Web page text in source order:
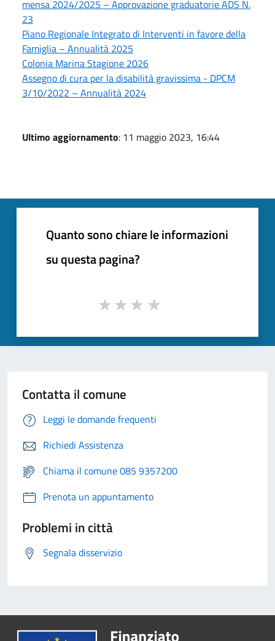
mensa 2024/2025 – Approvazione graduatorie ADS N.
23
Piano Regionale Integrato di Interventi in favore della
Famiglia – Annualità 2025
Colonia Marina Stagione 2026
Assegno di cura per la disabilità gravissima - DPCM
3/10/2022 – Annualità 2024
Ultimo aggiornamento: 11 maggio 2023, 16:44
Quanto sono chiare le informazioni
su questa pagina?
Contatta il comune
Leggi le domande frequenti
Richiedi Assistenza
Chiama il comune 085 9357200
Prenota un appuntamento
Problemi in città
Segnala disservizio